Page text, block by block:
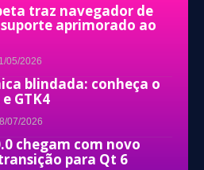
traz navegador de
aprimorado ao
05/2026
blindada: conheça o
GTK4
07/2026
chegam com novo
para Qt 6